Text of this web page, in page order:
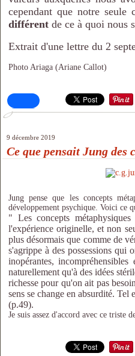
cependant que notre
différent de ce à quoi nous
Extrait d'une lettre du 2
Photo Ariaga (Ariane Callot)
9 décembre 2019
Ce que pensait Jung des
Jung pense que les concepts
développement psychique. Voici ce
" Les concepts
l'expérience originelle, et non
plus désormais que comme de
s'agrippe à des possessions qui
inopérantes,
naturellement qu'à des idées
richesse pour qu'on ait pas
sens se change en absurdité.
(p.49).
Je suis assez d'accord avec ce triste